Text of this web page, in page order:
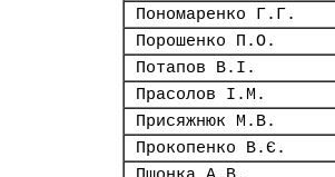
Пономаренко Г.Г.
Порошенко П.О.
Потапов В.І.
Прасолов І.М.
Присяжнюк М.В.
Прокопенко В.Є.